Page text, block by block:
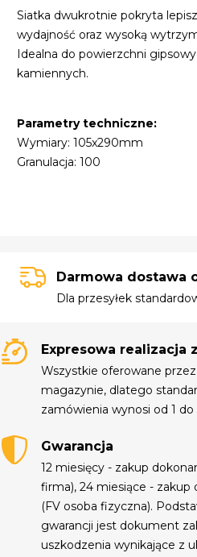
Siatka dwukrotnie pokryta
wydajność oraz wysoką
Idealna do powierzchni
kamiennych.
Parametry techniczne:
Wymiary: 105x290mm
Granulacja: 100
Darmowa dostawa
Dla przesyłek
Expresowa realizacja
Wszystkie oferowane
magazynie, dlatego
zamówienia wynosi od 1
Gwarancja
12 miesięcy - zakup
firma), 24 miesiące -
(FV osoba fizyczna).
gwarancji jest dokument
uszkodzenia wynikające z